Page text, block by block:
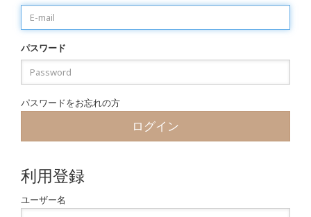
パスワード
パスワードをお忘れの方
利用登録
ユーザー名